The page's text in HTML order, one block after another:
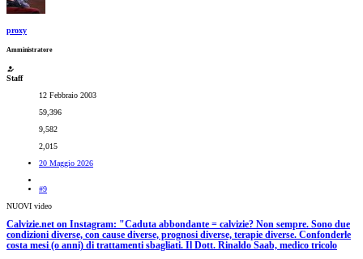
proxy
Amministratore
Staff
12 Febbraio 2003
59,396
9,582
2,015
20 Maggio 2026
#9
NUOVI video
Calvizie.net on Instagram: "Caduta abbondante = calvizie? Non sempre. Sono due
condizioni diverse, con cause diverse, prognosi diverse, terapie diverse. Confonderle
costa mesi (o anni) di trattamenti sbagliati. Il Dott. Rinaldo Saab, medico tricolo